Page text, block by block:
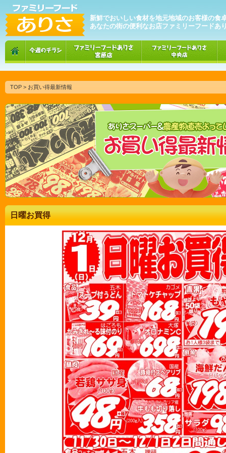
新鮮でおいしい食材を地元地域のお客様の食
あなたの街の便利なお店ファミリーフードあ
TOP > お買い得最新情報
日曜お買得